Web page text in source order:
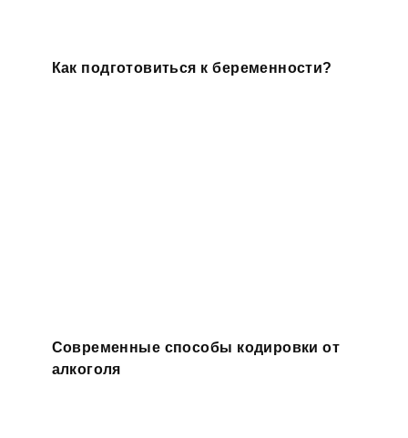
Как подготовиться к беременности?
Современные способы кодировки от
алкоголя